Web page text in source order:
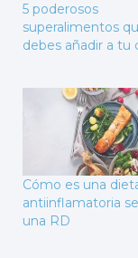
5 poderosos
superalimentos
debes añadir a tu
Cómo es una
antiinflamatoria
una RD